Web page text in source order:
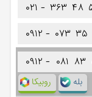
۰۲۱ - ۳۶۳ ۴۸
۰۹۱۲ - ۰۷۳ ۳۵
۰۹۱۲ - ۰۸۱ ۸۳
روبیکا بله